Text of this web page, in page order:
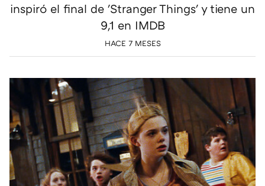
inspiró el final de 'Stranger Things' y tiene un
9,1 en IMDB
HACE 7 MESES